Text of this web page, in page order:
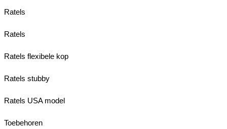
Ratels
Ratels
Ratels flexibele kop
Ratels stubby
Ratels USA model
Toebehoren